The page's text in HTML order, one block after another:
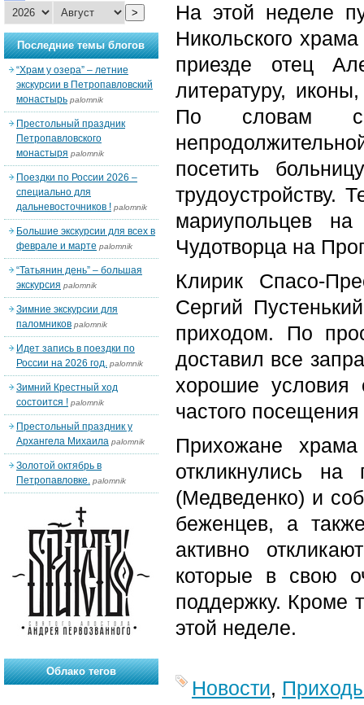
На этой неделе
Никольского
приезде отец
литературу,
По словам
посетить
трудоустройству.
мариупольцев
Чудотворца на
Клирик Спасо-
Сергий
приходом. По
доставил все
хорошие условия
частого
Прихожане храма
откликнулись на
(Медведенко) и
беженцев, а
активно
которые в свою
поддержку. Кроме
этой неделе.
Новости,
>
Последние темы блогов
“Храм у озера” – летние
экскурсии в Петропавловский
монастырь palomnik
Престольный праздник
Петропавловского
монастыря palomnik
Поездки по России 2026 –
специально для
дальневосточников ! palomnik
Большие экскурсии для всех в
феврале и марте palomnik
“Татьянин день” – большая
экскурсия palomnik
Зимние экскурсии для
паломников palomnik
Идет запись в поездки по
России на 2026 год. palomnik
Зимний Крестный ход
состоится ! palomnik
Престольный праздник у
Архангела Михаила palomnik
Золотой октябрь в
Петропавловке. palomnik
Облако тегов